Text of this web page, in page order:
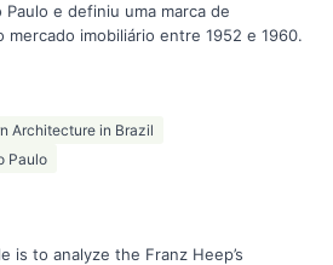
e definiu uma marca de
imobiliário entre 1952 e 1960.
Architecture in Brazil
Paulo
is to analyze the Franz Heep’s